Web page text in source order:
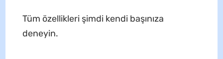
Tüm özellikleri şimdi kendi başınıza
deneyin.